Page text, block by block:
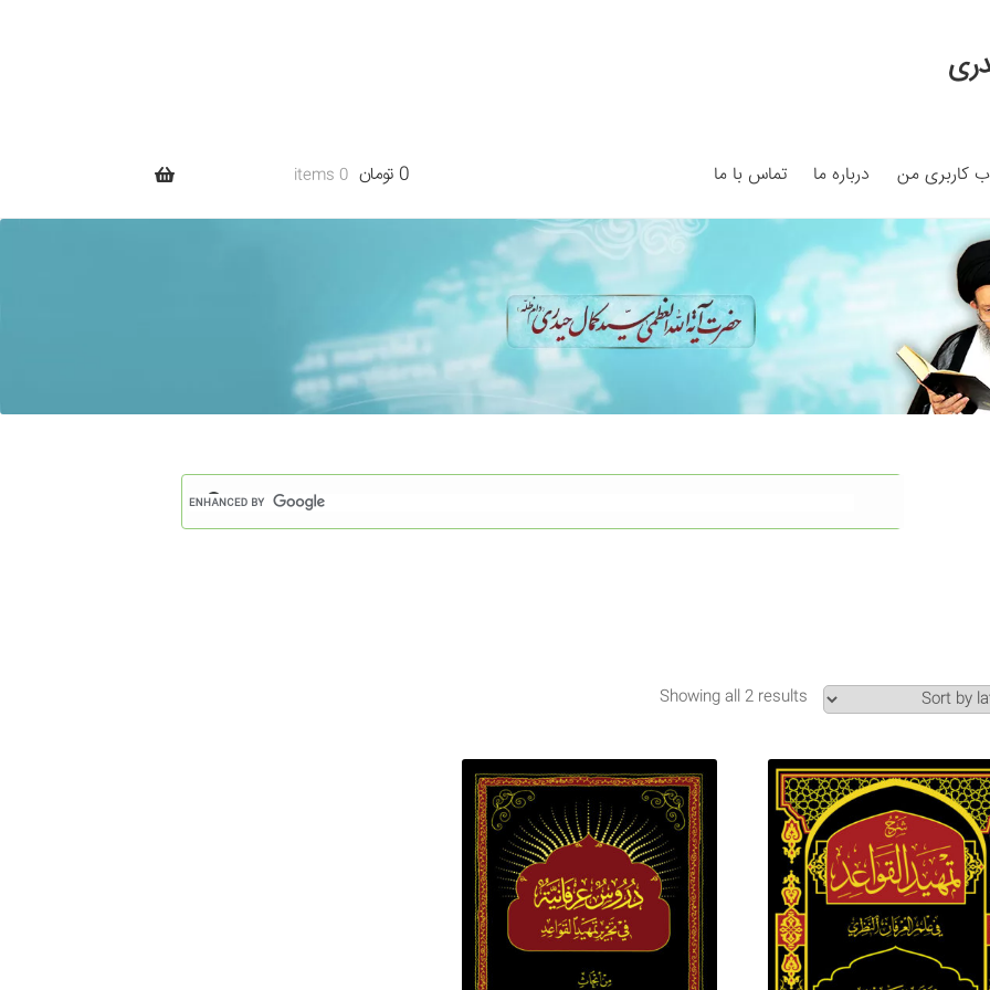
کاربری من درباره ما تماس با ما
My
Search Results
Shop برگه نمونه بلاگ پرداخت
سبد خرید قوانین و مقررات
0 تومان 0 items
Showing all 2 results